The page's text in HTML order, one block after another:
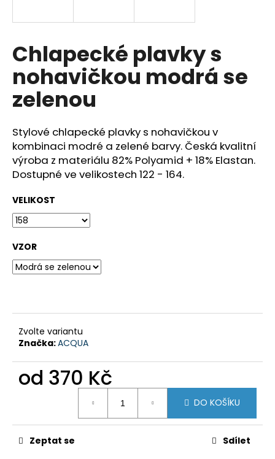
Chlapecké plavky s
nohavičkou modrá se
zelenou
Stylové chlapecké plavky s nohavičkou v
kombinaci modré a zelené barvy. Česká kvalitní
výroba z materiálu 82% Polyamid + 18% Elastan.
Dostupné ve velikostech 122 - 164.
VELIKOST
VZOR
Zvolte variantu
Značka:ACQUA
od 370 Kč
DO KOŠÍKU
Zeptat se Sdílet
í
t
?
HLEDAT
D
o
p
r
u
č
e
m
e
DÁMSKÉ
MODRÉ